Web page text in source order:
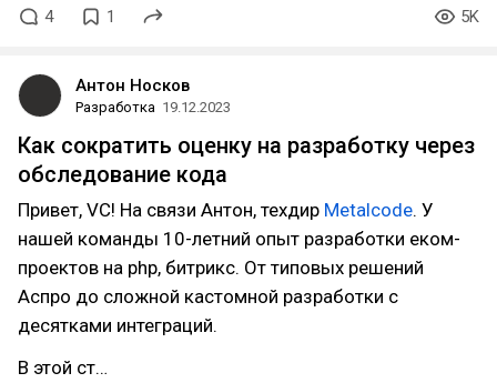
4 1 5K
Антон Носков
Разработка 19.12.2023
Как сократить оценку на разработку через
обследование кода
Привет, VC! На связи Антон, техдир Metalcode. У
нашей команды 10-летний опыт разработки еком-
проектов на php, битрикс. От типовых решений
Аспро до сложной кастомной разработки с
десятками интеграций.
В этой ст…